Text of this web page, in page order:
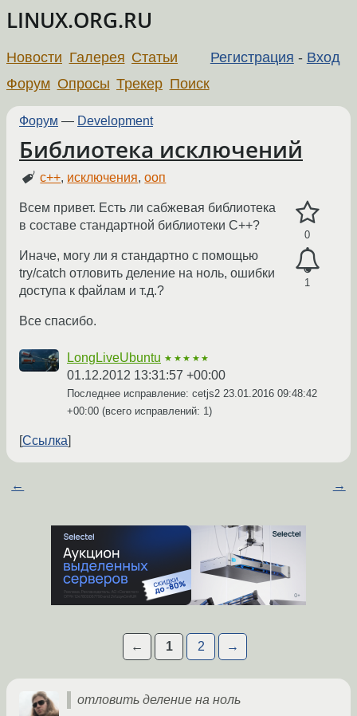
LINUX.ORG.RU
Регистрация - Вход
Новости Галерея Статьи
Форум Опросы Трекер Поиск
Форум — Development
Библиотека исключений
c++, исключения,ооп
0
1
Всем привет. Есть ли сабжевая библиотека
в составе стандартной библиотеки С++?
Иначе, могу ли я стандартно с помощью
try/catch отловить деление на ноль, ошибки
доступа к файлам и т.д.?
Все спасибо.
LongLiveUbuntu ★★★★★
01.12.2012 13:31:57 +00:00
Последнее исправление: cetjs2 23.01.2016 09:48:42
+00:00 (всего исправлений: 1)
Ссылка
← →
← 1 2 →
отловить деление на ноль